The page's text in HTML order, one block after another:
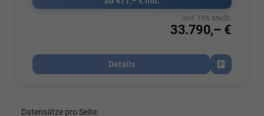
33.790,– €
incl. 19% MwSt.
Details
Fahrzeug
Datensätze pro Seite: